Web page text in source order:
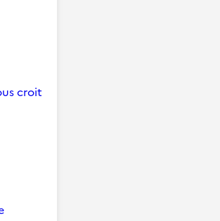
croit